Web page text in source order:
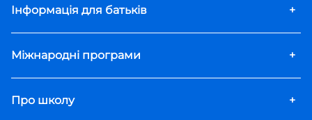
Інформація для батьків +
Міжнародні програми +
Про школу +